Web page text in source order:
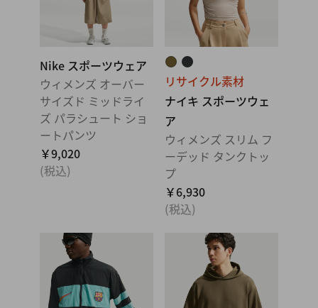
Nike スポーツウェア
ウィメンズ オーバー
サイズド ミッドライ
ズ パラシュート ショ
ートパンツ
￥9,020
(税込)
リサイクル素材
ナイキ スポーツウェ
ア
ウィメンズ スリム フ
ーデッド タンクトッ
プ
￥6,930
(税込)